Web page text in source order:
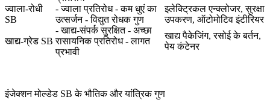
ज्वाला-रोधी
SB
- ज्वाला प्रतिरोध - कम धुएं का
उत्सर्जन - विद्युत रोधक गुण
इलेक्ट्रिकल एन्क्लोजर, सुरक्षा
उपकरण, ऑटोमोटिव इंटीरियर
खाद्य-ग्रेड SB
- खाद्य-संपर्क सुरक्षित - अच्छा
रासायनिक प्रतिरोध - लागत
प्रभावी
खाद्य पैकेजिंग, रसोई के बर्तन,
पेय कंटेनर
इंजेक्शन मोल्डेड SB के भौतिक और यांत्रिक गुण